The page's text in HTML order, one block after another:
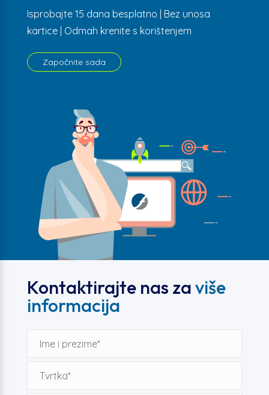
Isprobajte 15 dana besplatno | Bez unosa
kartice | Odmah krenite s korištenjem
Započnite sada
Kontaktirajte nas zaviše
informacija